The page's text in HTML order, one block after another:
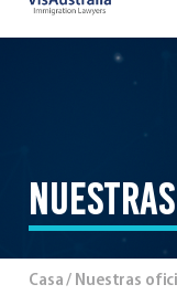
Casa/ Nuestras